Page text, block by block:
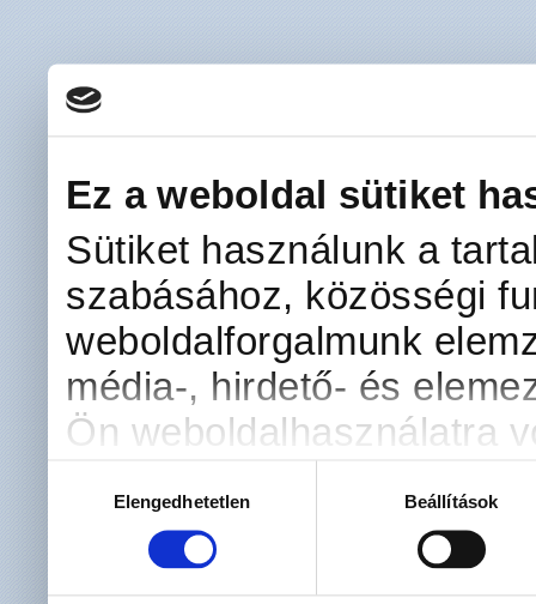
Ez a weboldal sütiket
Sütiket használunk a
szabásához, közösségi
weboldalforgalmunk
média-, hirdető- és
Ön weboldalhasználatra
amelyeket Ön adott meg
használt más
kiválasztásaElengedhetetlen Beállítások